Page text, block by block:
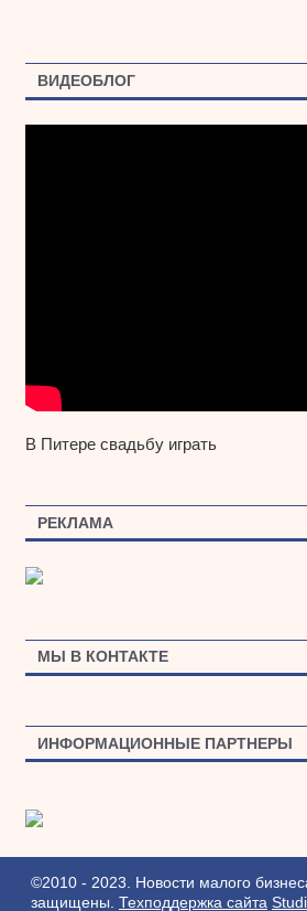
ВИДЕОБЛОГ
В Питере свадьбу играть
РЕКЛАМА
МЫ В КОНТАКТЕ
ИНФОРМАЦИОННЫЕ ПАРТНЕРЫ
©2010 - 2023. Новости малого
защищены. Техподдержка сайта